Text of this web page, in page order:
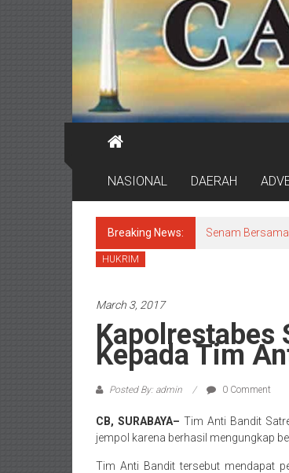
NASIONAL DAERAH
Breaking News: Senam
HUKRIM
March 3, 2017
Kapolrestabes
Kepada Tim
Posted By: admin 0 Comment
CB, SURABAYA– Tim Anti Bandit
jempol karena berhasil mengungkap
Tim Anti Bandit tersebut mendapat